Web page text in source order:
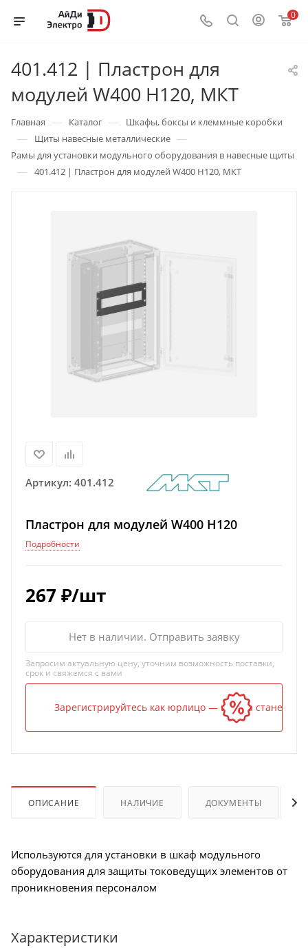
0
401.412 | Пластрон для
модулей W400 H120, МКТ
Главная — Каталог — Шкафы, боксы и клеммные коробки
— Щиты навесные металлические —
Рамы для установки модульного оборудования в навесные щиты
— 401.412 | Пластрон для модулей W400 H120, МКТ
Артикул: 401.412
Пластрон для модулей W400 H120
Подробности
267 ₽/шт
Нет в наличии. Отправить заявку
Запросим актуальную цену, уточним возможность поставки,
срок и свяжемся с вами
Зарегистрируйтесь как юрлицо — и цена станет
ОПИСАНИЕ НАЛИЧИЕ ДОКУМЕНТЫ
Используются для установки в шкаф модульного
оборудования для защиты токоведущих элементов от
проникновения персоналом
Характеристики